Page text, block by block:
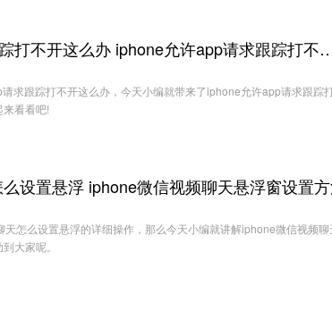
iphone允许app请求跟踪打不开这么办
求跟踪打不开这么办，今天小编就带来了iphone允许app请求跟踪
看看吧!
设置悬浮 iphone微信视频聊天悬浮窗设置
怎么设置悬浮的详细操作，那么今天小编就讲解iphone微信视频聊
大家呢。